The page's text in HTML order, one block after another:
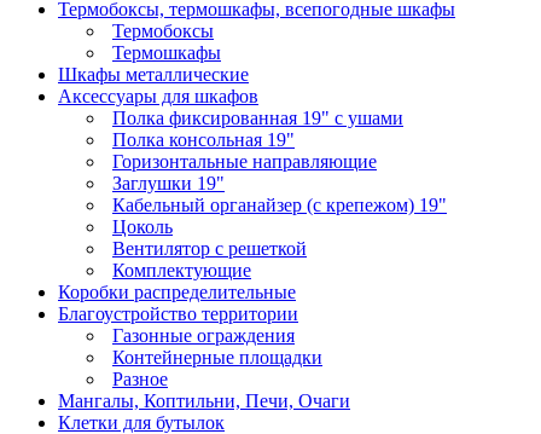
Термобоксы, термошкафы, всепогодные шкафы
Термобоксы
Термошкафы
Шкафы металлические
Аксессуары для шкафов
Полка фиксированная 19" с ушами
Полка консольная 19"
Горизонтальные направляющие
Заглушки 19"
Кабельный органайзер (с крепежом) 19"
Цоколь
Вентилятор с решеткой
Комплектующие
Коробки распределительные
Благоустройство территории
Газонные ограждения
Контейнерные площадки
Разное
Мангалы, Коптильни, Печи, Очаги
Клетки для бутылок